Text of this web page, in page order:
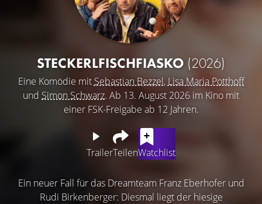
STECKERLFISCHFIASKO (2026)
Eine Komödie mit Sebastian Bezzel,Lisa Maria Potthoff
und Simon Schwarz. Ab 13. August 2026 im Kino mit
einer FSK-Freigabe ab 12 Jahren.
TrailerTeilenWatchlist
Ein neuer Fall für das Dreamteam Franz Eberhofer und
Rudi Birkenberger: Diesmal liegt der hiesige